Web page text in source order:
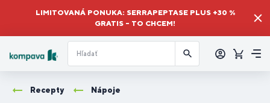
LIMITOVANÁ PONUKA: SERRAPEPTASE PLUS +30 %
GRATIS – TO CHCEM!
sa
Košík
Recepty Nápoje